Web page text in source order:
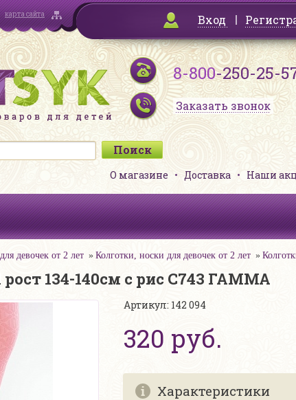
карта сайта Вход
8-800-250-25-
Заказать звонок
О магазине Доставка Наши
девочек от 2 лет Колготки, носки для девочек от 2 лет
рост 134-140см с рис С743 ГАММА
Артикул: 142 094
320 руб.
Характеристики